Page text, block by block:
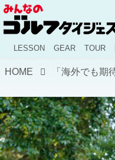
LESSON GEAR TOUR
HOME